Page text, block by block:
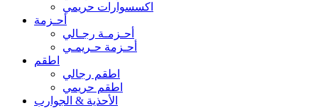
اكسسوارات حريمي
أحـزمة
أحـزمـة رجـالي
أحـزمة حـريمـي
اطقم
اطقم رجالي
اطقم حريمي
الأحذية & الجوارب